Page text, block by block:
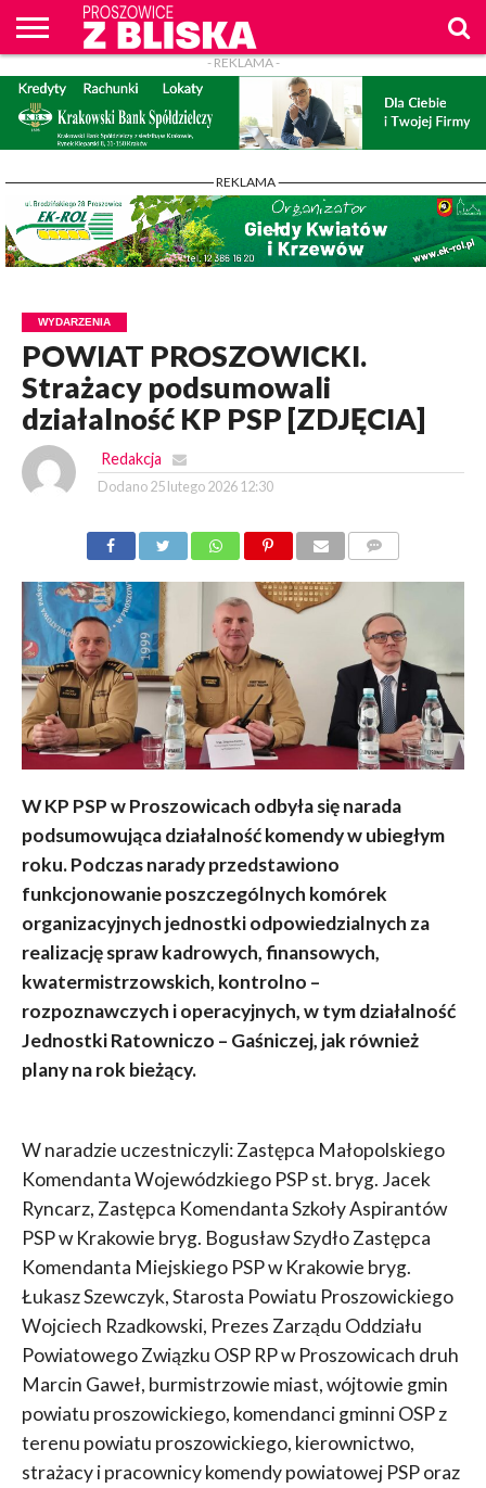
O
NAS
WIADOMOŚCI
ZAPYTAM
WPROST
CENNIK
REKLAM
PROSZOWICE
Z BLISKA
KONTAKT
- REKLAMA -
- REKLAMA -
WYDARZENIA
POWIAT PROSZOWICKI.
Strażacy podsumowali
działalność KP PSP [ZDJĘCIA]
Redakcja
Dodano 25 lutego 2026 12:30
W KP PSP w Proszowicach odbyła się narada
podsumowująca działalność komendy w ubiegłym
roku. Podczas narady przedstawiono
funkcjonowanie poszczególnych komórek
organizacyjnych jednostki odpowiedzialnych za
realizację spraw kadrowych, finansowych,
kwatermistrzowskich, kontrolno –
rozpoznawczych i operacyjnych, w tym działalność
Jednostki Ratowniczo – Gaśniczej, jak również
plany na rok bieżący.
W naradzie uczestniczyli: Zastępca Małopolskiego
Komendanta Wojewódzkiego PSP st. bryg. Jacek
Ryncarz, Zastępca Komendanta Szkoły Aspirantów
PSP w Krakowie bryg. Bogusław Szydło Zastępca
Komendanta Miejskiego PSP w Krakowie bryg.
Łukasz Szewczyk, Starosta Powiatu Proszowickiego
Wojciech Rzadkowski, Prezes Zarządu Oddziału
Powiatowego Związku OSP RP w Proszowicach druh
Marcin Gaweł, burmistrzowie miast, wójtowie gmin
powiatu proszowickiego, komendanci gminni OSP z
terenu powiatu proszowickiego, kierownictwo,
strażacy i pracownicy komendy powiatowej PSP oraz